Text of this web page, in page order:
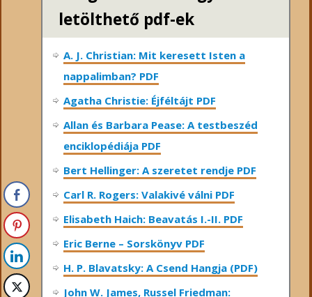
letölthető pdf-ek
A. J. Christian: Mit keresett Isten a
nappalimban? PDF
Agatha Christie: Éjféltájt PDF
Allan és Barbara Pease: A testbeszéd
enciklopédiája PDF
Bert Hellinger: A ​szeretet rendje PDF
Carl R. Rogers: Valakivé válni PDF
Elisabeth Haich: Beavatás I.-II. PDF
Eric Berne – Sorskönyv PDF
H. P. Blavatsky: A Csend Hangja (PDF)
John W. James, Russel Friedman: